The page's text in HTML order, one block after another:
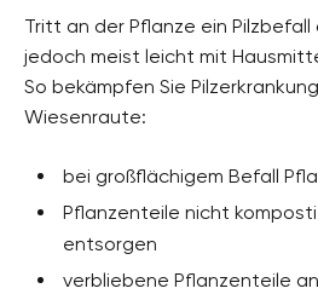
Tritt an der Pflanze ein Pilzbefall
jedoch meist leicht mit
So bekämpfen Sie
Wiesenraute:
bei großflächigem Befall
Pflanzenteile nicht
entsorgen
verbliebene Pflanzenteile